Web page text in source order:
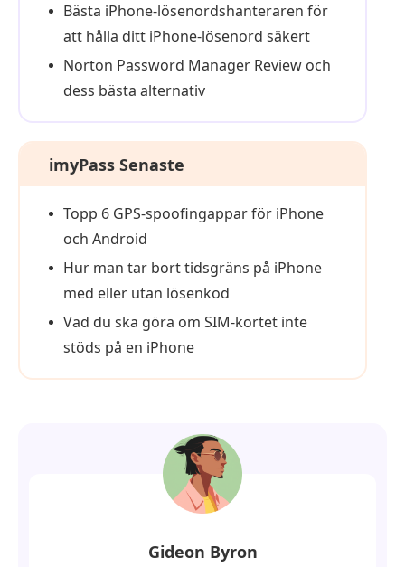
Bästa iPhone-lösenordshanteraren för
att hålla ditt iPhone-lösenord säkert
Norton Password Manager Review och
dess bästa alternativ
imyPass Senaste
Topp 6 GPS-spoofingappar för iPhone
och Android
Hur man tar bort tidsgräns på iPhone
med eller utan lösenkod
Vad du ska göra om SIM-kortet inte
stöds på en iPhone
Gideon Byron